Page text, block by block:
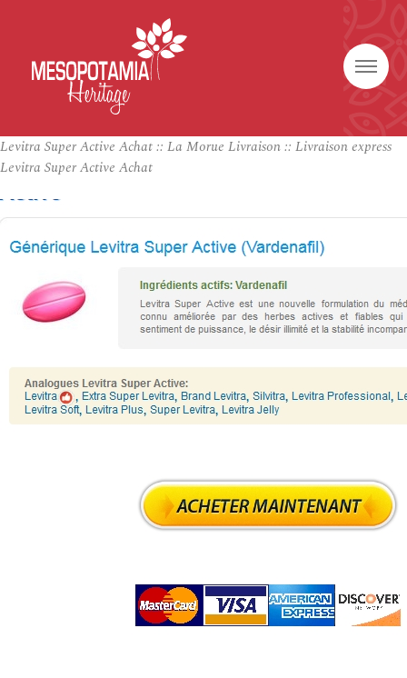
Levitra Super Active Achat :: La Morue Livraison :: Livraison express
Levitra Super Active Achat